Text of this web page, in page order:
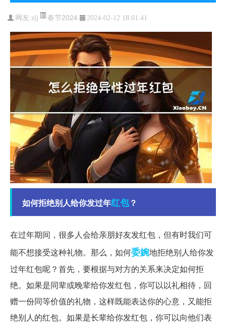
网友:zlj 春节2024 2024-02-12 18:01:41
如何拒绝别人给你发过年红包？
在过年期间，很多人会给亲朋好友发红包，但有时我们可
能不想接受这种礼物。那么，如何委婉地拒绝别人给你发
过年红包呢？首先，要根据与对方的关系来决定如何拒
绝。如果是同辈或晚辈给你发红包，你可以以礼相待，回
赠一份同等价值的礼物，这样既能表达你的心意，又能拒
绝别人的红包。如果是长辈给你发红包，你可以向他们表